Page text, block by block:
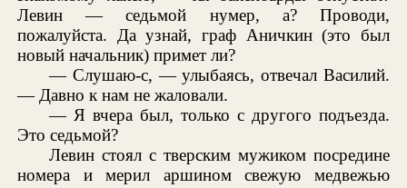
Левин — седьмой нумер, а? Проводи,
пожалуйста. Да узнай, граф Аничкин (это был
новый начальник) примет ли?
— Слушаю-с, — улыбаясь, отвечал Василий.
— Давно к нам не жаловали.
— Я вчера был, только с другого подъезда.
Это седьмой?
Левин стоял с тверским мужиком посредине
номера и мерил аршином свежую медвежью